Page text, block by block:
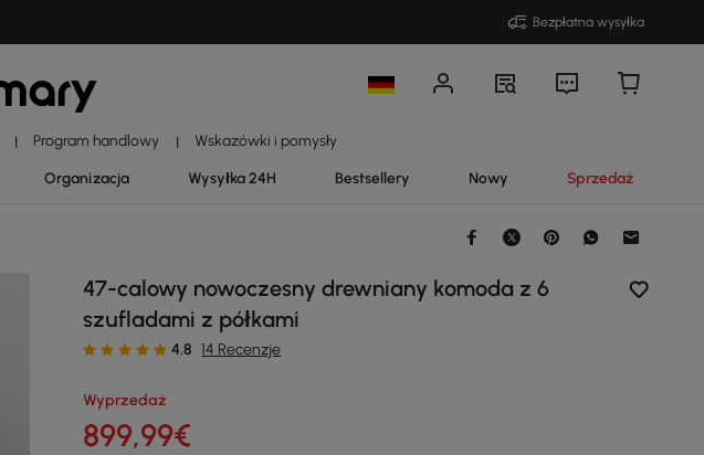
Bezpłatna wysyłka
| Program handlowy | Wskazówki i pomysły
Organizacja Wysyłka 24H Bestsellery Nowy Sprzedaż
47-calowy nowoczesny drewniany komoda z 6
szufladami z półkami
4.8 14 Recenzje
Wyprzedaż
899,99€